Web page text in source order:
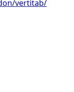
vertitab/